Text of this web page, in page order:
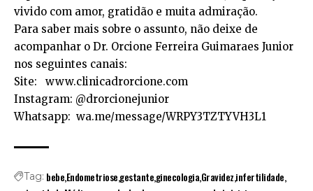
vivido com amor, gratidão e muita admiração.
Para saber mais sobre o assunto, não deixe de
acompanhar o Dr. Orcione Ferreira Guimaraes Junior
nos seguintes canais:
Site: www.clinicadrorcione.com
Instagram: @drorcionejunior
Whatsapp: wa.me/message/WRPY3TZTYVH3L1
Tag: bebeEndometriosegestanteginecologiaGravidezinfertilidade